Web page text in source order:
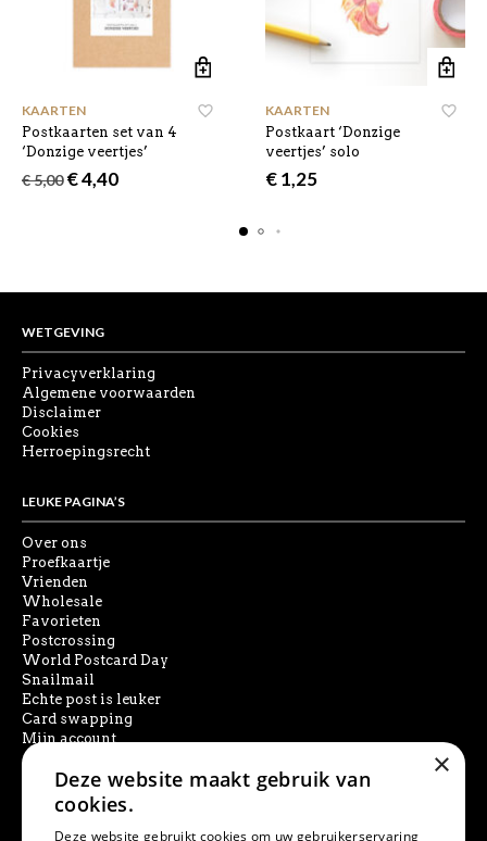
KAARTEN
Postkaarten set van 4
‘Donzige veertjes’
€5,00 Oorspronkelijke
€4,40Huidige
KAARTEN
Postkaart ‘Donzige
veertjes’ solo
€1,25
WETGEVING
Privacyverklaring
Algemene voorwaarden
Disclaimer
Cookies
Herroepingsrecht
LEUKE PAGINA’S
Over ons
Proefkaartje
Vrienden
Wholesale
Favorieten
Postcrossing
World Postcard Day
Snailmail
Echte post is leuker
Card swapping
Mijn account
SOCIAL MEDIA
×
Deze website maakt gebruik van
cookies.
Deze website gebruikt cookies om uw gebruikerservaring